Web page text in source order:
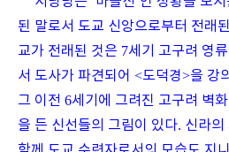
된 말로서 도교 신앙으로부터 전래
교가 전래된 것은 7세기 고구려 영
서 도사가 파견되어 <도덕경>을 강
그 이전 6세기에 그려진 고구려 벽
을 든 신선들의 그림이 있다. 신라의